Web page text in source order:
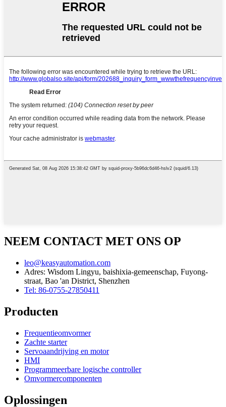
NEEM CONTACT MET ONS OP
leo@keasyautomation.com
Adres: Wisdom Lingyu, baishixia-gemeenschap, Fuyong-
straat, Bao 'an District, Shenzhen
Tel: 86-0755-27850411
Producten
Frequentieomvormer
Zachte starter
Servoaandrijving en motor
HMI
Programmeerbare logische controller
Omvormercomponenten
Oplossingen